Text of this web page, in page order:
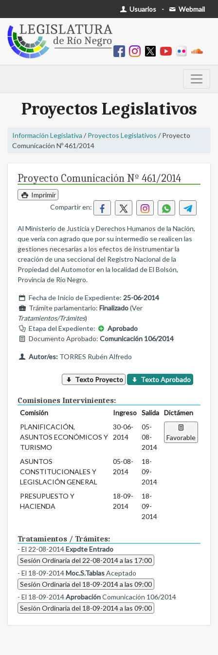
Usuarios - Webmail
Proyectos Legislativos
Información Legislativa / Proyectos Legislativos / Proyecto
Comunicación Nº 461/2014
Proyecto Comunicación Nº 461/2014
Imprimir
Compartir en:
Al Ministerio de Justicia y Derechos Humanos de la Nación,
que vería con agrado que por su intermedio se realicen las
gestiones necesarias a los efectos de instrumentar la
creación de una seccional del Registro Nacional de la
Propiedad del Automotor en la localidad de El Bolsón,
Provincia de Río Negro.
Fecha de Inicio de Expediente: 25-06-2014
Trámite parlamentario: Finalizado(Ver
Tratamientos/Trámites)
Etapa del Expediente:
Aprobado
Documento Aprobado: Comunicación 106/2014
Autor/es:TORRES Rubén Alfredo
Texto Proyecto Texto Aprobado
Comisiones Intervinientes:
Comisión Ingreso Salida
Dictámen
PLANIFICACIÓN,
ASUNTOS ECONÓMICOS Y
TURISMO
30-06-
2014
05-
08-
2014
Favorable
ASUNTOS
CONSTITUCIONALES Y
LEGISLACIÓN GENERAL
05-08-
2014
18-
09-
2014
PRESUPUESTO Y
HACIENDA
18-09-
2014
18-
09-
2014
Tratamientos / Trámites:
- El 22-08-2014Expdte Entrado
Sesión Ordinaria del 22-08-2014 a las 17:00
- El 18-09-2014Moc.S.TablasAceptado
Sesión Ordinaria del 18-09-2014 a las 09:00
- El 18-09-2014AprobaciónComunicación 106/2014
Sesión Ordinaria del 18-09-2014 a las 09:00